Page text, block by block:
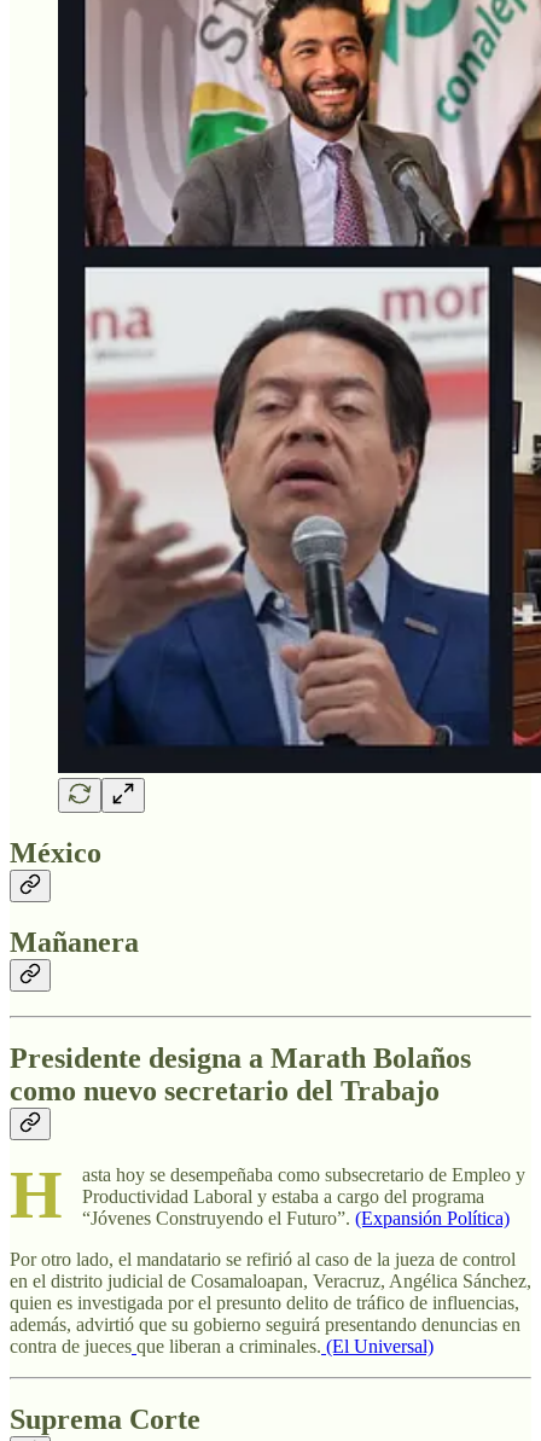
México
Mañanera
Presidente designa a Marath Bolaños
como nuevo secretario del Trabajo
H
asta hoy se desempeñaba como subsecretario de Empleo y
Productividad Laboral y estaba a cargo del programa
“Jóvenes Construyendo el Futuro”. (Expansión Política)
Por otro lado, el mandatario se refirió al caso de la jueza de control
en el distrito judicial de Cosamaloapan, Veracruz, Angélica Sánchez,
quien es investigada por el presunto delito de tráfico de influencias,
además, advirtió que su gobierno seguirá presentando denuncias en
contra de jueces que liberan a criminales. (El Universal)
Suprema Corte